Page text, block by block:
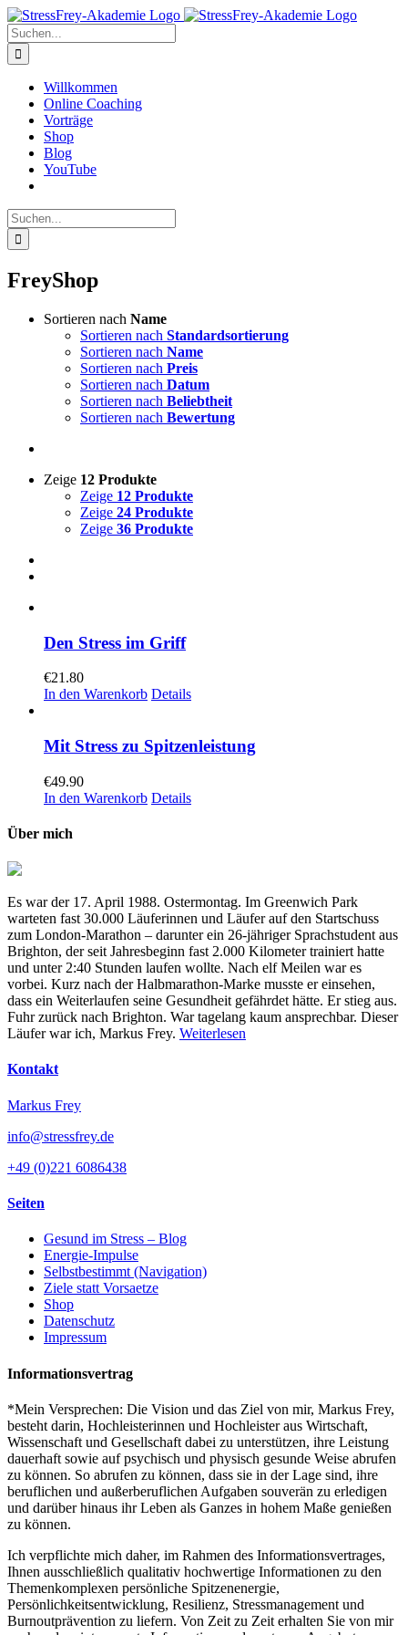
Zum
Inhalt
springen
Suche
nach:
Willkommen
Online Coaching
Vorträge
Shop
Blog
YouTube
Suche
nach:
FreyShop
Sortieren nach Name
Sortieren nach Standardsortierung
Sortieren nach Name
Sortieren nach Preis
Sortieren nach Datum
Sortieren nach Beliebtheit
Sortieren nach Bewertung
Zeige 12 Produkte
Zeige 12 Produkte
Zeige 24 Produkte
Zeige 36 Produkte
Den Stress im Griff
€21.80
In den Warenkorb Details
Mit Stress zu Spitzenleistung
€49.90
In den Warenkorb Details
Über mich
Es war der 17. April 1988. Ostermontag. Im Greenwich Park
warteten fast 30.000 Läuferinnen und Läufer auf den Startschuss
zum London-Marathon – darunter ein 26-jähriger Sprachstudent aus
Brighton, der seit Jahresbeginn fast 2.000 Kilometer trainiert hatte
und unter 2:40 Stunden laufen wollte. Nach elf Meilen war es
vorbei. Kurz nach der Halbmarathon-Marke musste er einsehen,
dass ein Weiterlaufen seine Gesundheit gefährdet hätte. Er stieg aus.
Fuhr zurück nach Brighton. War tagelang kaum ansprechbar. Dieser
Läufer war ich, Markus Frey. Weiterlesen
Kontakt
Markus Frey
info@stressfrey.de
+49 (0)221 6086438
Seiten
Gesund im Stress – Blog
Energie-Impulse
Selbstbestimmt (Navigation)
Ziele statt Vorsaetze
Shop
Datenschutz
Impressum
Informationsvertrag
*Mein Versprechen: Die Vision und das Ziel von mir, Markus Frey,
besteht darin, Hochleisterinnen und Hochleister aus Wirtschaft,
Wissenschaft und Gesellschaft dabei zu unterstützen, ihre Leistung
dauerhaft sowie auf psychisch und physisch gesunde Weise abrufen
zu können. So abrufen zu können, dass sie in der Lage sind, ihre
beruflichen und außerberuflichen Aufgaben souverän zu erledigen
und darüber hinaus ihr Leben als Ganzes in hohem Maße genießen
zu können.
Ich verpflichte mich daher, im Rahmen des Informationsvertrages,
Ihnen ausschließlich qualitativ hochwertige Informationen zu den
Themenkomplexen persönliche Spitzenenergie,
Persönlichkeitsentwicklung, Resilienz, Stressmanagement und
Burnoutprävention zu liefern. Von Zeit zu Zeit erhalten Sie von mir